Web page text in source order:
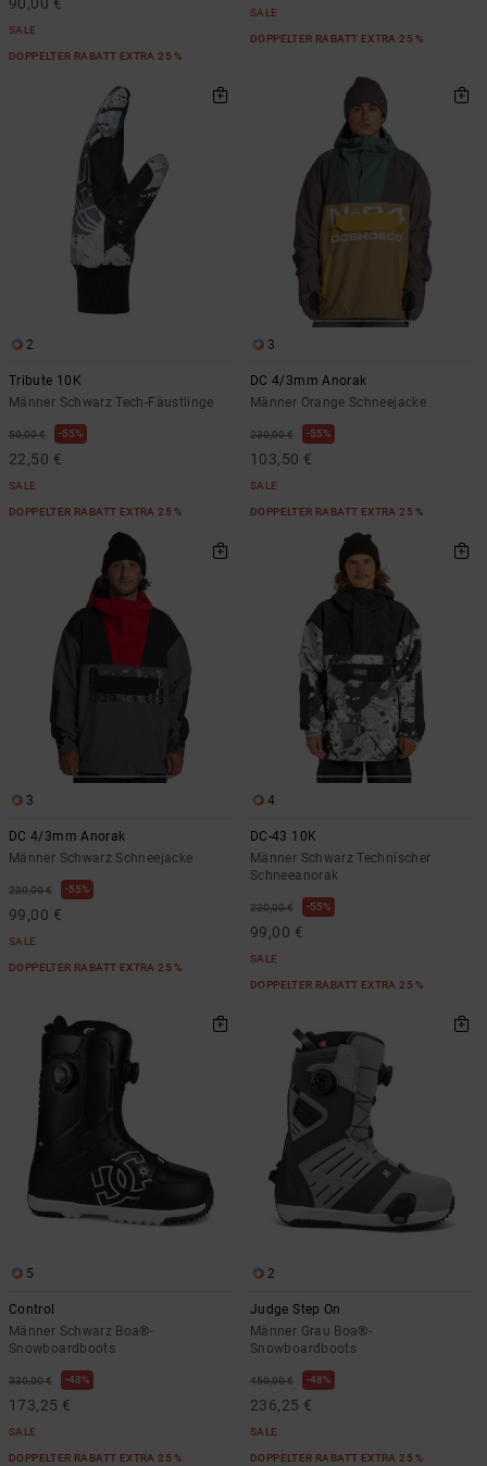
SALE
DOPPELTER RABATT EXTRA 25 %
SALE
DOPPELTER RABATT EXTRA 25 %
2
Tribute 10K
Männer Schwarz Tech-Fäustlinge
50,00 € 55%
22,50 €
SALE
DOPPELTER RABATT EXTRA 25 %
3
DC 4/3mm Anorak
Männer Orange Schneejacke
230,00 € 55%
103,50 €
SALE
DOPPELTER RABATT EXTRA 25 %
3
DC 4/3mm Anorak
Männer Schwarz Schneejacke
220,00 € 55%
99,00 €
SALE
DOPPELTER RABATT EXTRA 25 %
4
DC-43 10K
Männer Schwarz Technischer
Schneeanorak
220,00 € 55%
99,00 €
SALE
DOPPELTER RABATT EXTRA 25 %
5
Control
Männer Schwarz Boa®-
Snowboardboots
330,00 € 48%
173,25 €
SALE
DOPPELTER RABATT EXTRA 25 %
2
Judge Step On
Männer Grau Boa®-
Snowboardboots
450,00 € 48%
236,25 €
SALE
DOPPELTER RABATT EXTRA 25 %